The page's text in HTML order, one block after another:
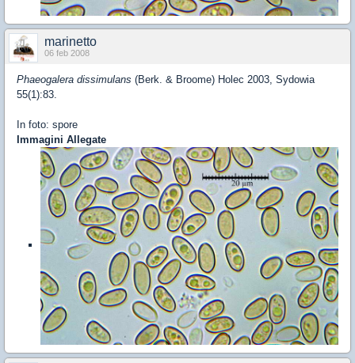
marinetto
06 feb 2008
Phaeogalera dissimulans (Berk. & Broome) Holec 2003, Sydowia
55(1):83.
In foto: spore
Immagini Allegate